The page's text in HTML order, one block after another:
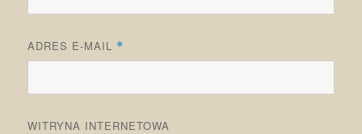
ADRES E-MAIL *
WITRYNA INTERNETOWA